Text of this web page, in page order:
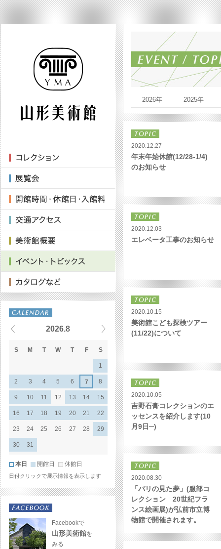
2026.8
S M T W T F S
1
2 3 4 5 6 7 8
9 10 11 12 13 14 15
16 17 18 19 20 21 22
23 24 25 26 27 28 29
30 31
本日 開館日 休館日
日付クリックで展示情報を表示します
Facebookで
山形美術館を
みる
2026年 2025年
2020.12.27
年末年始休館(12/28-1/4)
のお知らせ
2020.12.03
エレベータ工事のお知らせ
2020.10.15
美術館こども探検ツアー
(11/22)について
2020.10.05
吉野石膏コレクションのエ
ッセンスを紹介します(10
月9日─)
2020.08.30
「パリの見た夢」(服部コ
レクション 20世紀フラ
ンス絵画展)が弘前市立博
物館で開催されます。